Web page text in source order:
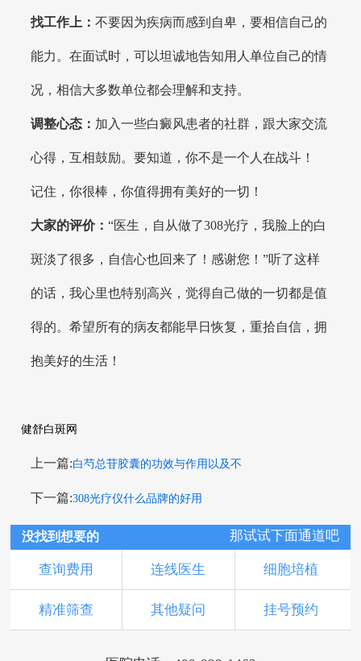
找工作上：不要因为疾病而感到自卑，要相信自己的
能力。在面试时，可以坦诚地告知用人单位自己的情
况，相信大多数单位都会理解和支持。
调整心态： 加入一些白癜风患者的社群，跟大家交流
心得，互相鼓励。要知道，你不是一个人在战斗！
记住，你很棒，你值得拥有美好的一切！
大家的评价：“医生，自从做了308光疗，我脸上的白
斑淡了很多，自信心也回来了！感谢您！”听了这样
的话，我心里也特别高兴，觉得自己做的一切都是值
得的。希望所有的病友都能早日恢复，重拾自信，拥
抱美好的生活！
健舒白斑网
上一篇:白芍总苷胶囊的功效与作用以及不
下一篇:308光疗仪什么品牌的好用
没找到想要的 那试试下面通道吧
查询费用 连线医生 细胞培植
精准筛查 其他疑问 挂号预约